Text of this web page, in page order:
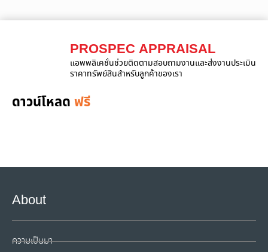
PROSPEC APPRAISAL
แอพพลิเคชั่นช่วยติดตามสอบถามงานและส่งงานประเมิน
ราคาทรัพย์สินสำหรับลูกค้าของเรา
ดาวน์โหลด ฟรี
About
ความเป็นมา